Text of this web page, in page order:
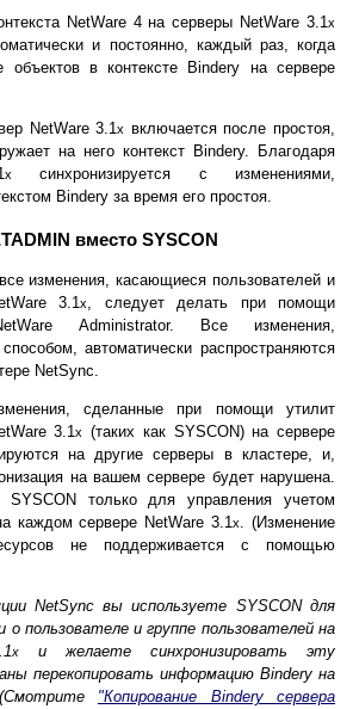
NetWare 4 на серверы NetWare 3.1x
и постоянно, каждый раз, когда
объектов в контексте Bindery на сервере
NetWare 3.1x включается после простоя,
на него контекст Bindery. Благодаря
x
синхронизируется с изменениями,
Bindery за время его простоя.
вместо SYSCON
изменения, касающиеся пользователей и
3.1x
, следует делать при помощи
Administrator. Все изменения,
автоматически распространяются
NetSync.
сделанные при помощи утилит
3.1x
(таких как SYSCON) на сервере
на другие серверы в кластере, и,
на вашем сервере будет нарушена.
SYSCON только для управления учетом
каждом сервере NetWare 3.1x
. (Изменение
не поддерживается с помощью
NetSync вы используете SYSCON для
о пользователе и группе пользователей на
x
и желаете синхронизировать эту
перекопировать информацию Bindery на
"Копирование Bindery сервера